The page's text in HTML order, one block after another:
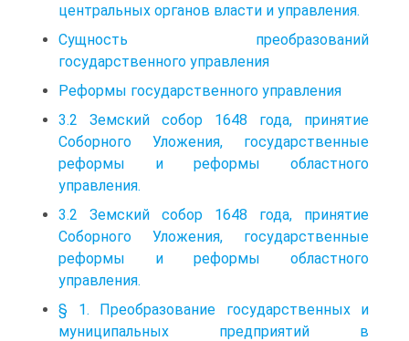
центральных органов власти и управления.
Сущность преобразований
государственного управления
Реформы государственного управления
3.2 Земский собор 1648 года, принятие
Соборного Уложения, государственные
реформы и реформы областного
управления.
3.2 Земский собор 1648 года, принятие
Соборного Уложения, государственные
реформы и реформы областного
управления.
§ 1. Преобразование государственных и
муниципальных предприятий в